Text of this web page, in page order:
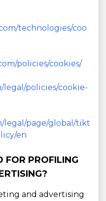
technologies/coo
policies/cookies/
legal/policies/cookie-
legal/page/global/tikt
en
FOR PROFILING
and advertising